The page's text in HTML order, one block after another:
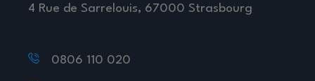
4 Rue de Sarrelouis, 67000 Strasbourg
0806 110 020